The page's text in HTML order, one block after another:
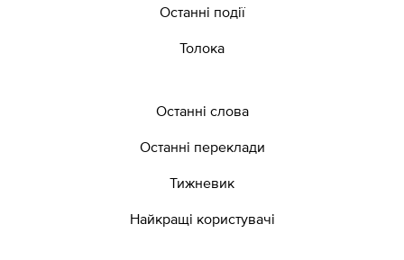
Останні події
Толока
Останні слова
Останні переклади
Тижневик
Найкращі користувачі